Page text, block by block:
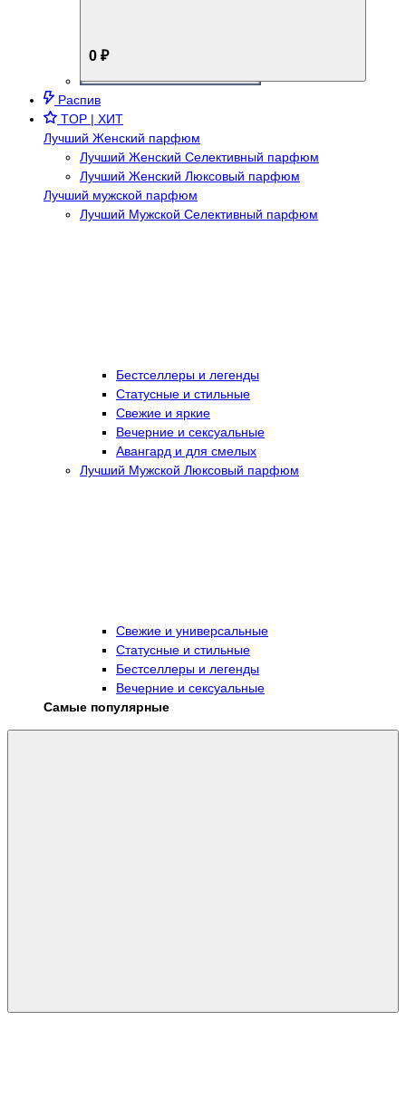
0 ₽
Распив
TOP | ХИТ
Лучший Женский парфюм
Лучший Женский Селективный парфюм
Лучший Женский Люксовый парфюм
Лучший мужской парфюм
Лучший Мужской Селективный парфюм
Бестселлеры и легенды
Статусные и стильные
Свежие и яркие
Вечерние и сексуальные
Авангард и для смелых
Лучший Мужской Люксовый парфюм
Свежие и универсальные
Статусные и стильные
Бестселлеры и легенды
Вечерние и сексуальные
Самые популярные